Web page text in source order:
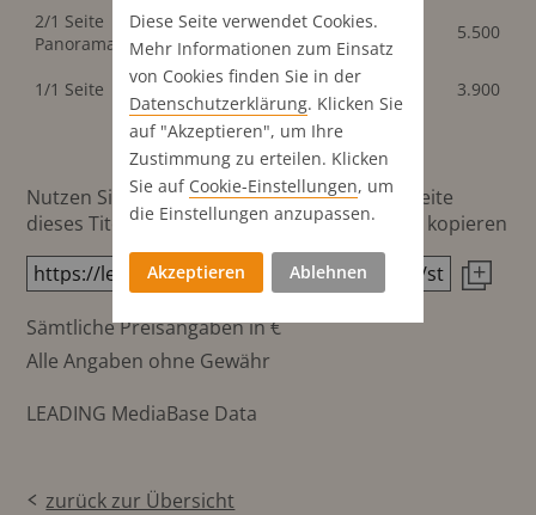
2/1 Seite
Panorama
426x305
mm
5.500
1/1 Seite
213x305
mm
3.900
Nutzen Sie diesen Button um den Link zur Seite
dieses Titels direkt in die Zwischenablage zu kopieren
Sämtliche Preisangaben in €
Alle Angaben ohne Gewähr
LEADING MediaBase Data
zurück zur Übersicht
Diese Seite verwendet Cookies.
Mehr Informationen zum Einsatz
von Cookies finden Sie in der
Datenschutz­erklärung. Klicken Sie
auf "Akzeptieren", um Ihre
Zustimmung zu erteilen. Klicken
Sie auf Cookie-Einstellungen, um
die Einstellungen anzupassen.
Akzeptieren Ablehnen